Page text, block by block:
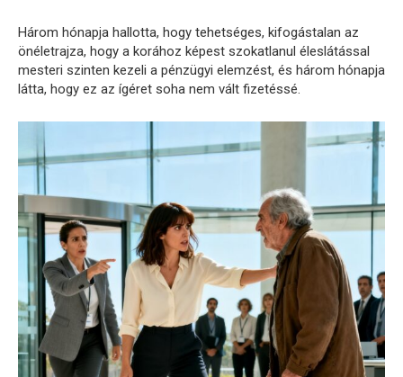
Három hónapja hallotta, hogy tehetséges, kifogástalan az
önéletrajza, hogy a korához képest szokatlanul éleslátással
mesteri szinten kezeli a pénzügyi elemzést, és három hónapja
látta, hogy ez az ígéret soha nem vált fizetéssé.